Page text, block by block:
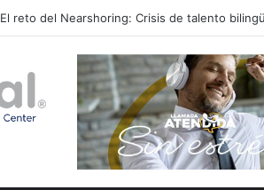
El reto del Nearshoring: Crisis de talento